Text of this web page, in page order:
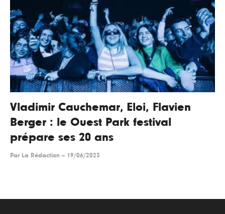
Vladimir Cauchemar, Eloi, Flavien
Berger : le Ouest Park festival
prépare ses 20 ans
Par La Rédaction -- 19/06/2023